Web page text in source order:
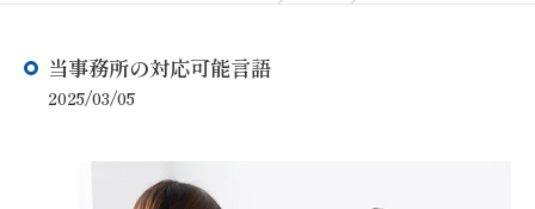
当事務所の対応可能言語
2025/03/05